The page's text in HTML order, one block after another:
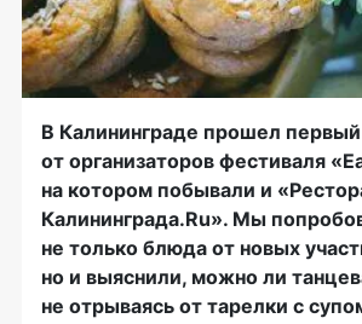
В Калининграде прошел
от организаторов фестиваля
на котором побывали и
Калининграда.Ru». Мы
не только блюда от новых
но и выяснили, можно ли
не отрываясь от тарелки с